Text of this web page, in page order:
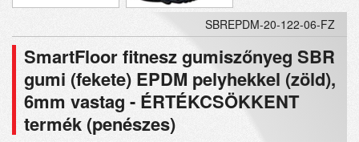
SBREPDM-20-122-06-FZ
SmartFloor fitnesz gumiszőnyeg SBR
gumi (fekete) EPDM pelyhekkel (zöld),
6mm vastag - ÉRTÉKCSÖKKENT
termék (penészes)